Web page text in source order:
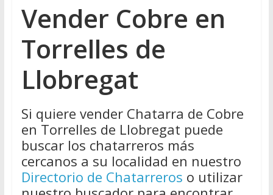
Vender Cobre en
Torrelles de
Llobregat
Si quiere vender Chatarra de Cobre
en Torrelles de Llobregat puede
buscar los chatarreros más
cercanos a su localidad en nuestro
Directorio de Chatarreros o utilizar